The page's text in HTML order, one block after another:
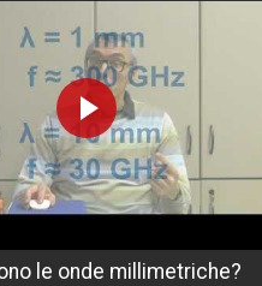
le onde millimetriche?